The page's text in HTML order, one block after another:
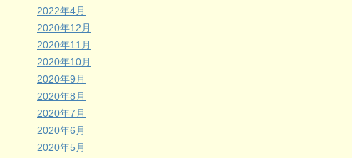
2022年4月
2020年12月
2020年11月
2020年10月
2020年9月
2020年8月
2020年7月
2020年6月
2020年5月